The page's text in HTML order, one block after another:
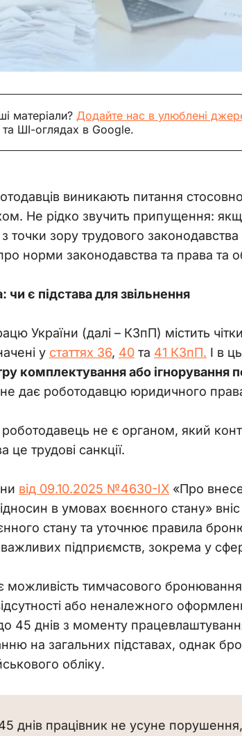
матеріали? Додайте нас в улюблені
ШІ-оглядах в Google.
виникають питання
Не рідко звучить припущення:
точки зору трудового
норми законодавства та права та
чи є підстава для звільнення
України (далі – КЗпП) містить
у статтях 36, 40 та 41 КЗпП. І в
комплектування або ігнорування
дає роботодавцю юридичного права
не є органом, який
трудові санкції.
від 09.10.2025 №4630-IX «Про
в умовах воєнного стану»
стану та уточнює правила
важливих підприємств, зокрема у
тимчасового бронювання
або неналежного
45 днів з моменту
на загальних підставах, однак
обліку.
днів працівник не усуне